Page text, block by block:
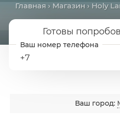
Главная › Магазин › Holy
Готовы
+7
Ваш город: